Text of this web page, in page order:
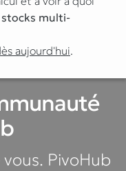
multi-
aujourd'hui.
PivoHub